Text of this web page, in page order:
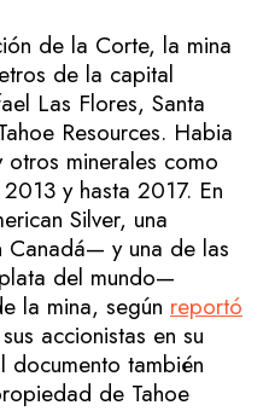
de la Corte, la mina
de la capital
Las Flores, Santa
Resources. Habia
minerales como
y hasta 2017. En
Silver, una
Canadá— y una de las
del mundo—
la mina, según reportó
accionistas en su
también
de Tahoe